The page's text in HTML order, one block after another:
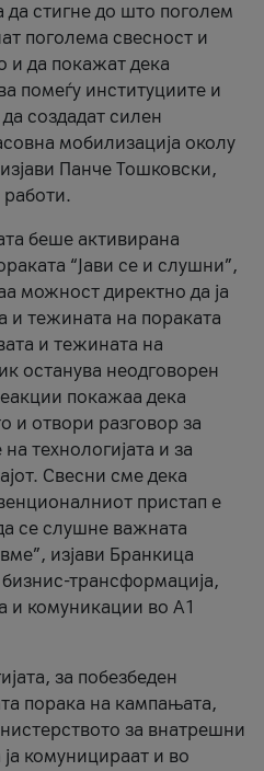
да стигне до што поголем
поголема свесност и
и да покажат дека
помеѓу институциите и
создадат силен
мобилизација околу
Панче Тошковски,
беше активирана
“Јави се и слушни”,
можност директно да ја
и тежината на пораката
и тежината на
останува неодговорен
покажаа дека
и отвори разговор за
технологијата и за
Свесни сме дека
пристап е
се слушне важната
изјави Бранкица
трансформација,
и комуникации во А1
за побезбеден
порака на кампањата,
за внатрешни
комуницираат и во